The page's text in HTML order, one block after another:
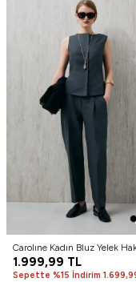
Carolıne Kadın Bluz Yelek
1.999,99 TL
Sepette %15 İndirim